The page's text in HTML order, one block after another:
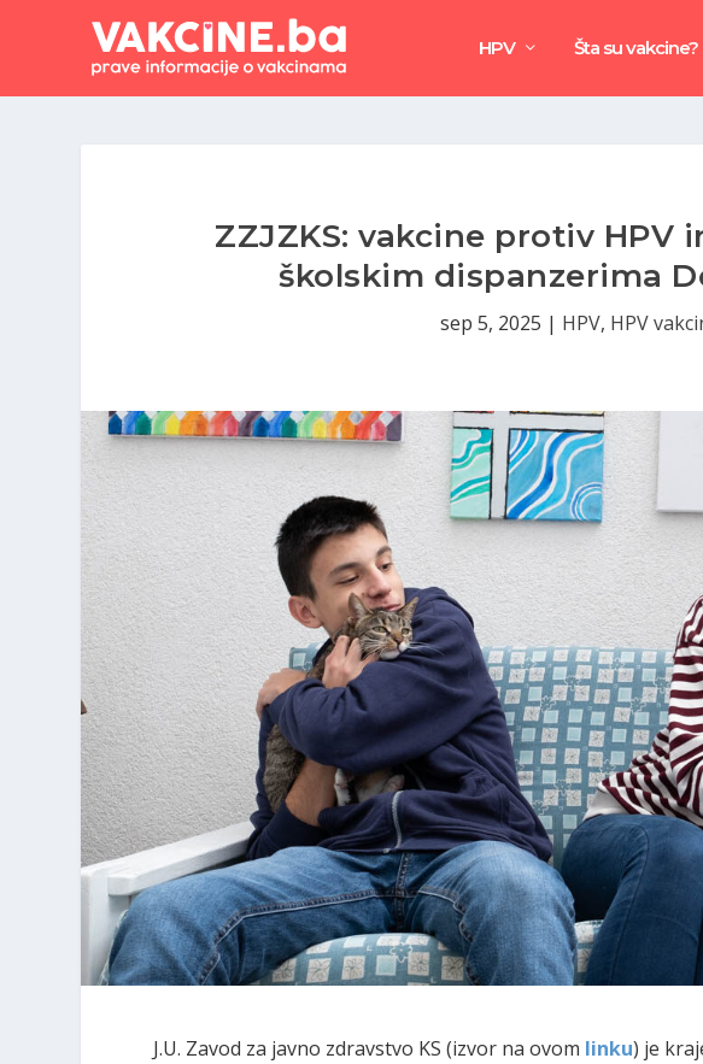
HPV Šta su vakcine?
ZZJZKS: vakcine protiv HPV
školskim dispanzerima
sep 5, 2025 | HPV, HPV
J.U. Zavod za javno zdravstvo KS (izvor na ovom linku) je